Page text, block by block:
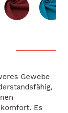
Gewebe
Es